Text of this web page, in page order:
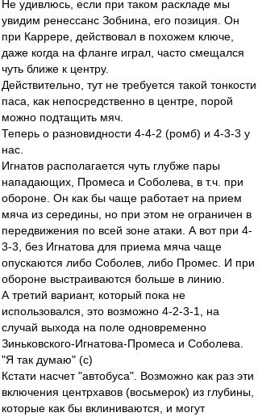
Не удивлюсь, если при таком раскладе мы
увидим ренессанс Зобнина, его позиция. Он
при Каррере, действовал в похожем ключе,
даже когда на фланге играл, часто смещался
чуть ближе к центру.
Действительно, тут не требуется такой тонкости
паса, как непосредственно в центре, порой
можно подтащить мяч.
Теперь о разновидности 4-4-2 (ромб) и 4-3-3 у
нас.
Игнатов располагается чуть глубже пары
нападающих, Промеса и Соболева, в т.ч. при
обороне. Он как бы чаще работает на прием
мяча из середины, но при этом не ограничен в
передвижения по всей зоне атаки. А вот при 4-
3-3, без Игнатова для приема мяча чаще
опускаются либо Соболев, либо Промес. И при
обороне выстраиваются больше в линию.
А третий вариант, который пока не
использовался, это возможно 4-2-3-1, на
случай выхода на поле одновременно
Зиньковского-Игнатова-Промеса и Соболева.
"Я так думаю" (с)
Кстати насчет "автобуса". Возможно как раз эти
включения центрхавов (восьмерок) из глубины,
которые как бы вклиниваются, и могут